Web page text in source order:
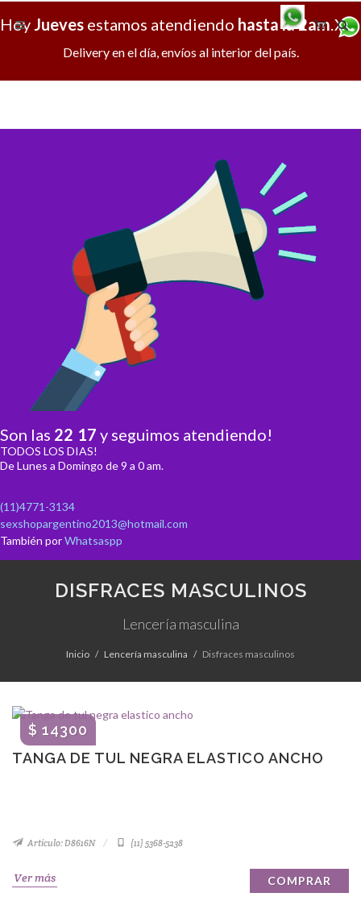
X
Hoy Jueves estamos atendiendo hasta la 2am.
Delivery en el día, envíos al interior del país.
Son las 22 17 y seguimos atendiendo!
TODOS LOS DIAS!
De Lunes a Domingo de 9 a 0 am.
(11)4771-3134
sexshopargentino2013@hotmail.com
También porWhatsaspp
DISFRACES MASCULINOS
Lencería masculina
Inicio Lencería masculina Disfraces masculinos
TANGA DE TUL NEGRA ELASTICO ANCHO
$ 14300
Artículo: D8616N (11) 5368-5238
Ver más COMPRAR